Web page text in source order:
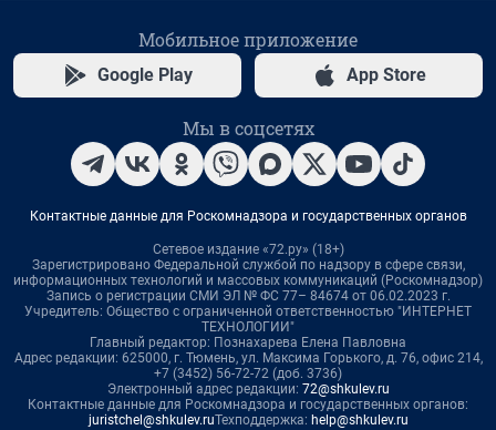
Мобильное приложение
Google Play App Store
Мы в соцсетях
Контактные данные для Роскомнадзора и государственных органов
Сетевое издание «72.ру» (18+)
Зарегистрировано Федеральной службой по надзору в сфере связи,
информационных технологий и массовых коммуникаций (Роскомнадзор)
Запись о регистрации СМИ ЭЛ № ФС 77– 84674 от 06.02.2023 г.
Учредитель: Общество с ограниченной ответственностью "ИНТЕРНЕТ
ТЕХНОЛОГИИ"
Главный редактор: Познахарева Елена Павловна
Адрес редакции: 625000, г. Тюмень, ул. Максима Горького, д. 76, офис 214,
+7 (3452) 56-72-72 (доб. 3736)
Электронный адрес редакции: 72@shkulev.ru
Контактные данные для Роскомнадзора и государственных органов:
juristchel@shkulev.ruТехподдержка: help@shkulev.ru